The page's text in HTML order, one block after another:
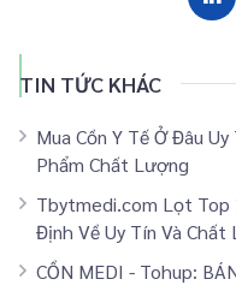
TIN TỨC KHÁC
Mua Cồn Y Tế Ở Đâu
Phẩm Chất Lượng
Tbytmedi.com Lọt Top
Định Về Uy Tín Và
CỒN MEDI - Tohup: